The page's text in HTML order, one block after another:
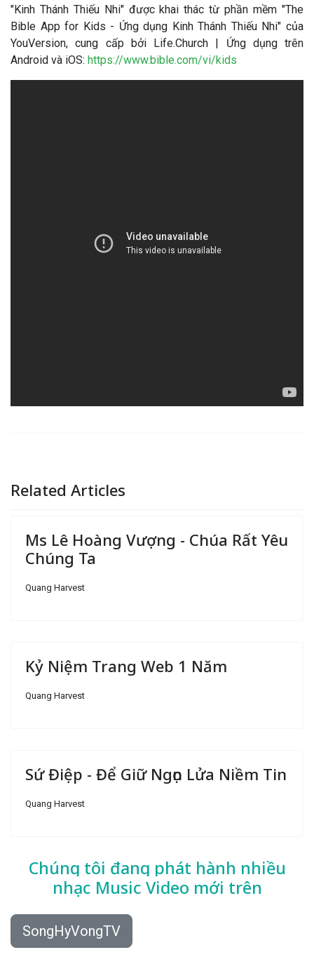
"Kinh Thánh Thiếu Nhi" được khai thác từ phần mềm "The
Bible App for Kids - Ứng dụng Kinh Thánh Thiếu Nhi" của
YouVersion, cung cấp bởi Life.Church | Ứng dụng trên
Android và iOS: https://www.bible.com/vi/kids
Related Articles
Ms Lê Hoàng Vượng - Chúa Rất Yêu
Chúng Ta
Quang Harvest
Kỷ Niệm Trang Web 1 Năm
Quang Harvest
Sứ Điệp - Để Giữ Ngọn Lửa Niềm Tin
Quang Harvest
Chúng tôi đang phát hành nhiều
nhạc Music Video mới trên
SongHyVongTV